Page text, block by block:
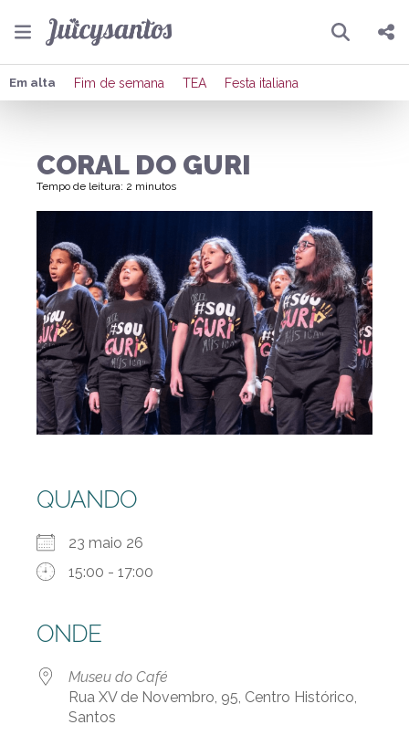
Pesquisar
Compartilhar
Publicar no Facebook
Publicar no X
Em alta Fim de semana TEA Festa italiana
CORAL DO GURI
Tempo de leitura: 2 minutos
QUANDO
23 maio 26
15:00 - 17:00
ONDE
Museu do Café
Rua XV de Novembro, 95, Centro Histórico,
Santos